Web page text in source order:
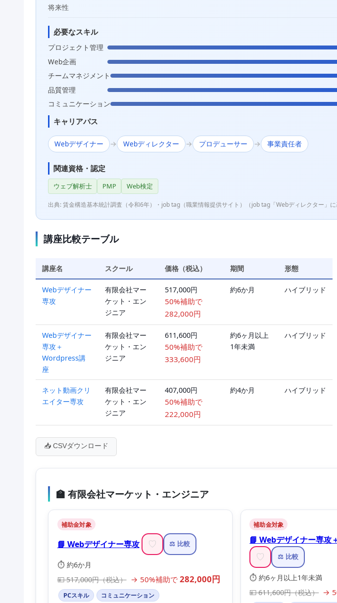
将来性
必要なスキル
プロジェクト管理
Web企画
チームマネジメント
品質管理
コミュニケーション
キャリアパス
Webデザイナー → Webディレクター → プロデューサー → 事業責任者
関連資格・認定
ウェブ解析士 PMP Web検定
出典: 賃金構造基本統計調査（令和6年）・job tag（職業情報提供サイト）（job tag「Webディレクター」に
講座比較テーブル
講座名 スクール 価格（税込） 期間 形態
Webデザイナー
専攻
有限会社マー
ケット・エン
ジニア
517,000円
50%補助で
282,000円
約6か月 ハイブリッド
Webデザイナー
専攻＋
Wordpress講
座
有限会社マー
ケット・エン
ジニア
611,600円
50%補助で
333,600円
約6ヶ月以上
1年未満
ハイブリッド
ネット動画クリ
エイター専攻
有限会社マー
ケット・エン
ジニア
407,000円
50%補助で
222,000円
約4か月 ハイブリッド
📥 CSVダウンロード
🏫 有限会社マーケット・エンジニア
補助金対象
📘 Webデザイナー専攻 ♡ ⚖️ 比較
⏱️ 約6か月
💴 517,000円（税込） → 50%補助で 282,000円
PCスキル
コミュニケーション
補助金対象
📘 Webデザイナー専攻
♡ ⚖️ 比較
⏱️ 約6ヶ月以上1年未満
💴 611,600円（税込） →